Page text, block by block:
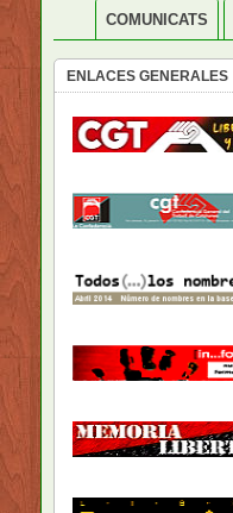
COMUNICATS
ENLACES GENERALES